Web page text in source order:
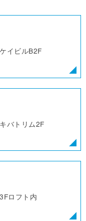
イビルB2F
バトリム2F
ロフト内